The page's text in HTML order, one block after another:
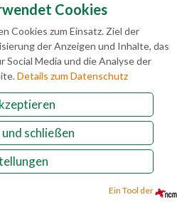
2 A-5522 St.
a. Tgb.
info@laemmerhof.at
Datenschutz Impressum
Cookies
Cookies zum Einsatz. Ziel der
der Anzeigen und Inhalte, das
Media und die Analyse der
Details zum Datenschutz
schließen
Ein Tool der